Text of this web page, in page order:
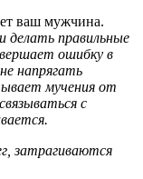
ваш мужчина.
правильные
ошибку в
напрягать
мучения от
с
затрагиваются